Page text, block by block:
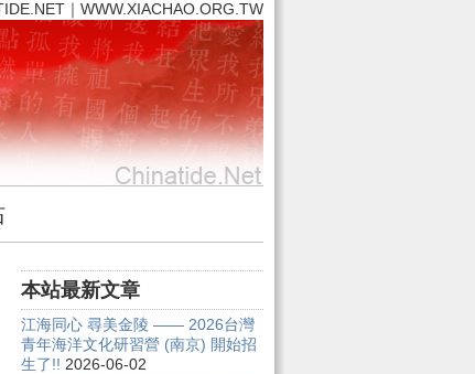
｜WWW.XIACHAO.ORG.TW
本站最新文章
江海同心 尋美金陵 —— 2026台灣
青年海洋文化研習營 (南京) 開始招
生了!! 2026-06-02